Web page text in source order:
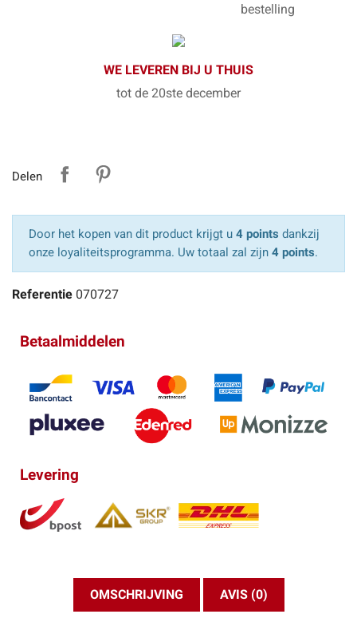
bestelling
WE LEVEREN BIJ U THUIS
tot de 20ste december
Delen
Door het kopen van dit product krijgt u 4 points dankzij
onze loyaliteitsprogramma. Uw totaal zal zijn 4 points.
Referentie 070727
Betaalmiddelen
Levering
OMSCHRIJVING AVIS (0)